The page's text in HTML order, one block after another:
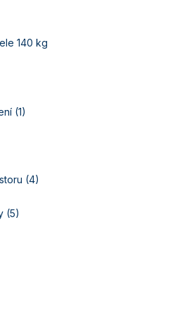
140 kg
(1)
(4)
(5)